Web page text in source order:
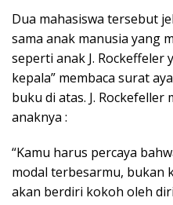
Dua mahasiswa tersebut
sama anak manusia yang
seperti anak J. Rockeffeler
kepala” membaca surat
buku di atas. J.
anaknya :
“Kamu harus percaya
modal terbesarmu, bukan
akan berdiri kokoh oleh